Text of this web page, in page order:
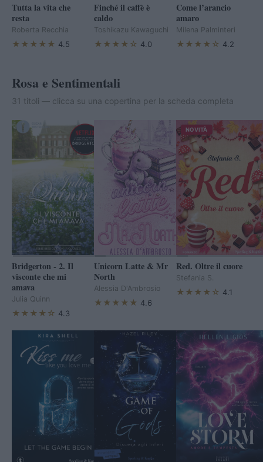
Tutta la vita che
resta
Roberta Recchia
★★★★★ 4.5
Finché il caffè è
caldo
Toshikazu Kawaguchi
★★★★☆ 4.0
Come l’arancio
amaro
Milena Palminteri
★★★★☆ 4.2
Rosa e Sentimentali
31 titoli — clicca su una copertina per la scheda completa
Bridgerton - 2. Il
visconte che mi
amava
Julia Quinn
★★★★☆ 4.3
Unicorn Latte & Mr
North
Alessia D'Ambrosio
★★★★★ 4.6
NOVITÀ
Red. Oltre il cuore
Stefania S.
★★★★☆ 4.1